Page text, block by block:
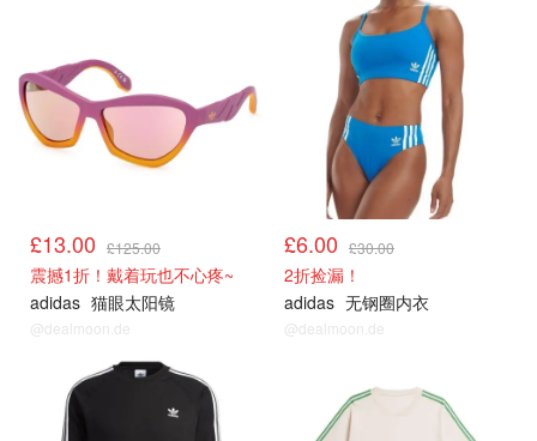
£13.00 £125.00
震撼1折！戴着玩也不心疼~
adidas 猫眼太阳镜
@dealmoon.de
£6.00 £30.00
2折捡漏！
adidas 无钢圈内衣
@dealmoon.de